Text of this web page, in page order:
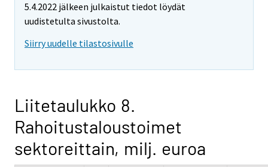
5.4.2022 jälkeen julkaistut tiedot löydät
uudistetulta sivustolta.
Siirry uudelle tilastosivulle
Liitetaulukko 8.
Rahoitustaloustoimet
sektoreittain, milj. euroa